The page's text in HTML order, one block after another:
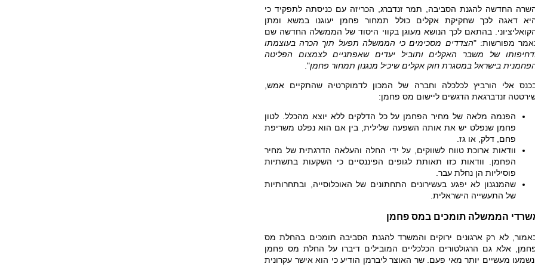
החדשה להגנת הסביבה, תמר זנדברג, הכריזה עם כניסתה לתפקיד כי
דאגה לכך שחקיקת אקלים כולל תמחור פחמן יעוגנו במשא ומתן
בהתאם לכך הנושא מעוגן בקווי היסוד של הממשלה החדשה שם
מפורשות: "הצדדים מסכימים כי הממשלה תפעל תוך הכרה בעוצמתו
של משבר האקלים ותוביל יעדים שאפתניים לצמצום הפליטה
בישראל במסגרת חוק אקלים שיכיל מנגנון תמחור פחמן".
אלי הורביץ לכלכלה וחברה של המכון לדמוקרטיה שהתקיים אמש,
זנדברגאת הדגשים ליישום מס פחמן:
הפנמה מלאה של מחיר הפחמן על כל הדלקים ללא יוצא מהכלל. לטון
פחמן שנפלט יש את אותה השפעה שלילית, בין אם הוא נפלט משריפת
פחם, דלק, או גז.
וודאות ארוכת טווח לשווקים, על ידי החלה והעלאה הדרגתית של מחיר
הפחמן. וודאות כזו תאותת לגופים הפיננסיים כי השקעות בתשתיות
פוסיליות הן נחלת עבר.
שהמנגנון לא יפגע בעשירונים התחתונים של האוכלוסייה, ובתחרותיות
של התעשייה הישראלית.
הממשלה תומכים במס פחמן
לא רק ארגונים ירוקים והמשרד להגנת הסביבה תומכים בהחלת מס
אלא גם הרגולטורים הכלכליים המובילים דיברו על החלת מס פחמן
מעשיים יותר מאי פעם. שר האוצר ליברמן הודיע כי הוא אישר עקרונית